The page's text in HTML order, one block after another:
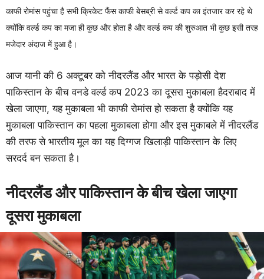
काफी रोमांस पहुंचा है सभी क्रिकेट फैंस काफी बेसब्री से वर्ल्ड कप का इंतजार कर रहे थे
क्योंकि वर्ल्ड कप का मजा ही कुछ और होता है और वर्ल्ड कप की शुरुआत भी कुछ इसी तरह
मजेदार अंदाज में हुआ है।
आज यानी की 6 अक्टूबर को नीदरलैंड और भारत के पड़ोसी देश
पाकिस्तान के बीच वनडे वर्ल्ड कप 2023 का दूसरा मुकाबला हैदराबाद में
खेला जाएगा, यह मुकाबला भी काफी रोमांस हो सकता है क्योंकि यह
मुकाबला पाकिस्तान का पहला मुकाबला होगा और इस मुकाबले में नीदरलैंड
की तरफ से भारतीय मूल का यह दिग्गज खिलाड़ी पाकिस्तान के लिए
सरदर्द बन सकता है।
नीदरलैंड और पाकिस्तान के बीच खेला जाएगा
दूसरा मुकाबला